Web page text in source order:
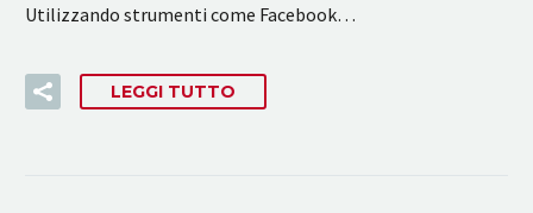
Utilizzando strumenti come Facebook…
LEGGI TUTTO